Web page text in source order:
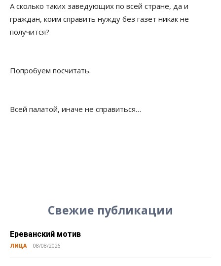
А сколько таких заведующих по всей стране, да и
граждан, коим справить нужду без газет никак не
получится?
Попробуем посчитать.
Всей палатой, иначе не справиться…
Свежие публикации
Ереванский мотив
ЛИЦА 08/08/2026